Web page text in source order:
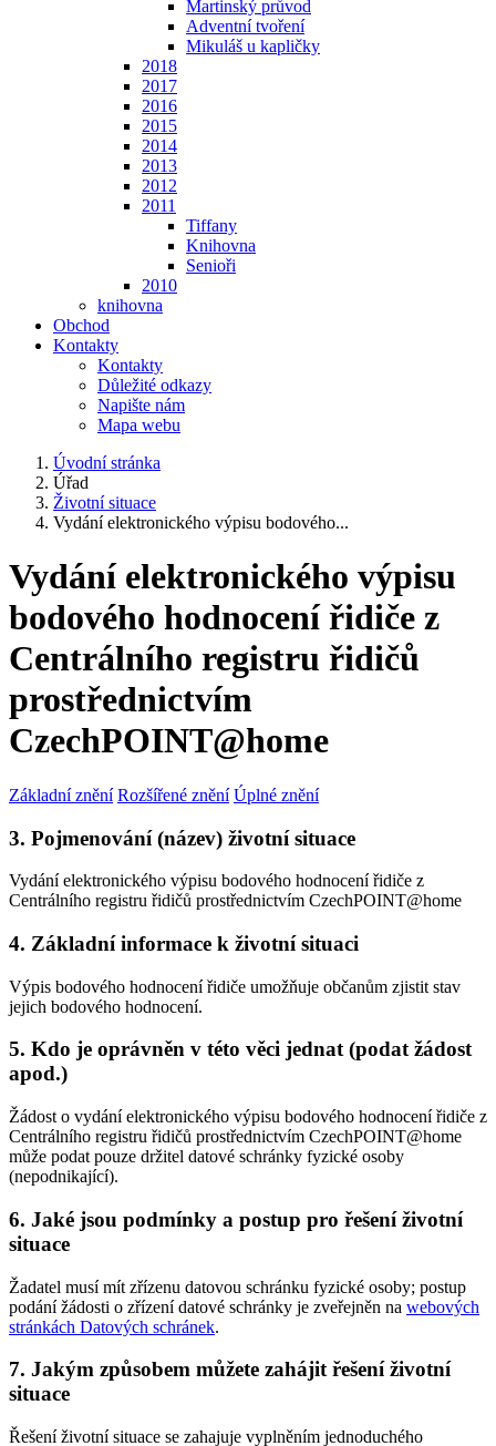
Martinský průvod
Adventní tvoření
Mikuláš u kapličky
2018
2017
2016
2015
2014
2013
2012
2011
Tiffany
Knihovna
Senioři
2010
knihovna
Obchod
Kontakty
Kontakty
Důležité odkazy
Napište nám
Mapa webu
Úvodní stránka
Úřad
Životní situace
Vydání elektronického výpisu bodového...
Vydání elektronického výpisu
bodového hodnocení řidiče z
Centrálního registru řidičů
prostřednictvím
CzechPOINT@home
Základní znění Rozšířené znění Úplné znění
3. Pojmenování (název) životní situace
Vydání elektronického výpisu bodového hodnocení řidiče z
Centrálního registru řidičů prostřednictvím CzechPOINT@home
4. Základní informace k životní situaci
Výpis bodového hodnocení řidiče umožňuje občanům zjistit stav
jejich bodového hodnocení.
5. Kdo je oprávněn v této věci jednat (podat žádost
apod.)
Žádost o vydání elektronického výpisu bodového hodnocení řidiče z
Centrálního registru řidičů prostřednictvím CzechPOINT@home
může podat pouze držitel datové schránky fyzické osoby
(nepodnikající).
6. Jaké jsou podmínky a postup pro řešení životní
situace
Žadatel musí mít zřízenu datovou schránku fyzické osoby; postup
podání žádosti o zřízení datové schránky je zveřejněn na webových
stránkách Datových schránek.
7. Jakým způsobem můžete zahájit řešení životní
situace
Řešení životní situace se zahajuje vyplněním jednoduchého